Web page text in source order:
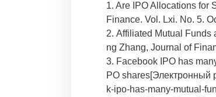
1. Are IPO Allocations for
Finance. Vol. Lxi. No. 5.
2. Affiliated Mutual Funds
ng Zhang, Journal of
3. Facebook IPO has
PO shares[Электронный
k-ipo-has-many-mutual-